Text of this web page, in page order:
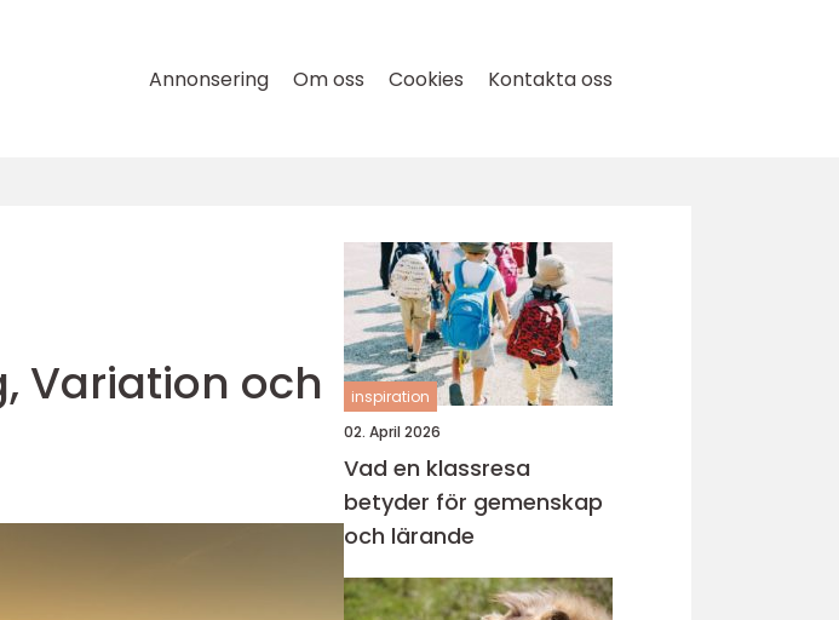
Annonsering Om oss Cookies Kontakta oss
Variation och
inspiration
02. April 2026
Vad en klassresa
betyder för gemenskap
och lärande